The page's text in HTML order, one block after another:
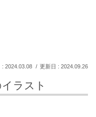
2024.03.08 2024.09.26
ラスト